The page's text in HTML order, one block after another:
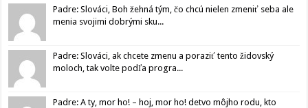
Padre: Slováci, Boh žehná tým, čo chcú nielen zmeniť seba ale
menia svojimi dobrými sku...
Padre: Slováci, ak chcete zmenu a poraziť tento židovský
moloch, tak volte podľa progra...
Padre: A ty, mor ho! – hoj, mor ho! detvo môjho rodu, kto